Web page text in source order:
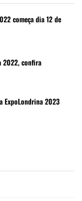
começa dia 12 de
2022, confira
ExpoLondrina 2023